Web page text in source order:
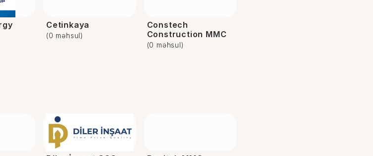
Cetinkaya
(0 məhsul)
Constech
Construction MMC
(0 məhsul)